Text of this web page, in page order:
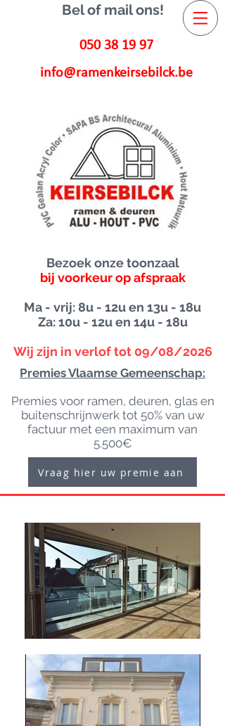
Bel of mail ons!
050 38 19 97
info@ramenkeirsebilck.be
Bezoek onze toonzaal
bij voorkeur op afspraak
Ma - vrij: 8u - 12u en 13u - 18u
Za: 10u - 12u en 14u - 18u
Wij zijn in verlof tot 09/08/2026
Premies Vlaamse Gemeenschap:
Premies voor ramen, deuren, glas en
buitenschrijnwerk tot 50% van uw
factuur met een maximum van
5.500€
Vraag hier uw premie aan